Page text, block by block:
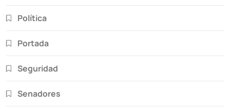
Política
Portada
Seguridad
Senadores